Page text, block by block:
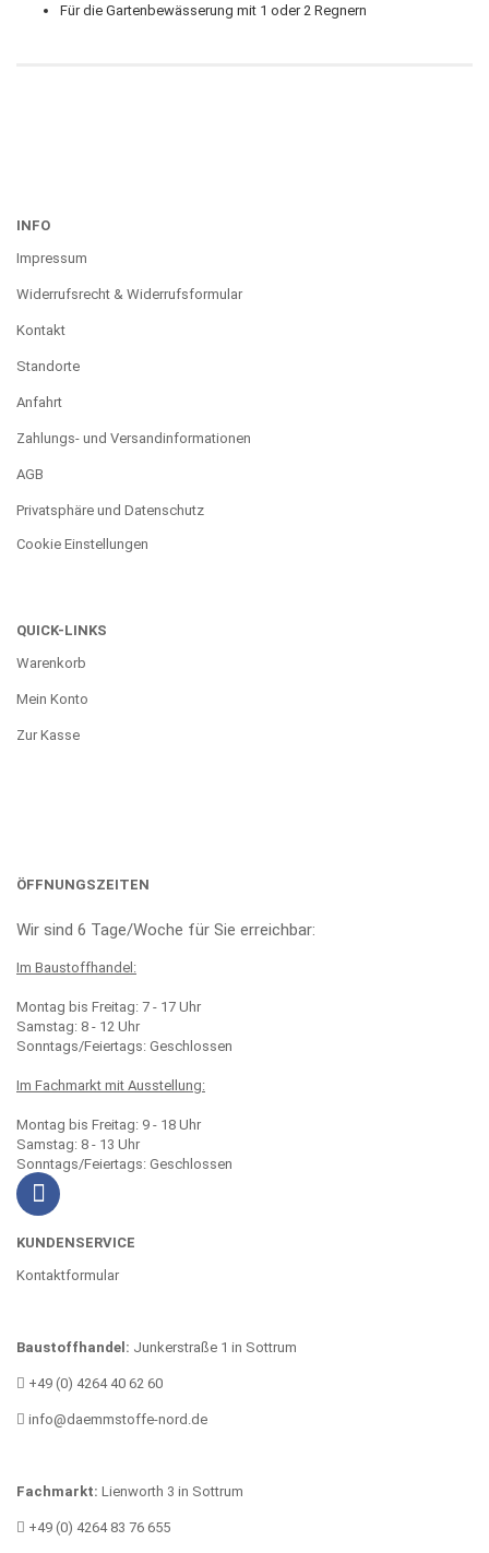
Für die Gartenbewässerung mit 1 oder 2 Regnern
INFO
Impressum
Widerrufsrecht & Widerrufsformular
Kontakt
Standorte
Anfahrt
Zahlungs- und Versandinformationen
AGB
Privatsphäre und Datenschutz
Cookie Einstellungen
QUICK-LINKS
Warenkorb
Mein Konto
Zur Kasse
ÖFFNUNGSZEITEN
Wir sind 6 Tage/Woche für Sie erreichbar:
Im Baustoffhandel:
Montag bis Freitag: 7 - 17 Uhr
Samstag: 8 - 12 Uhr
Sonntags/Feiertags: Geschlossen
Im Fachmarkt mit Ausstellung:
Montag bis Freitag: 9 - 18 Uhr
Samstag: 8 - 13 Uhr
Sonntags/Feiertags: Geschlossen
KUNDENSERVICE
Kontaktformular
Baustoffhandel: Junkerstraße 1 in Sottrum
+49 (0) 4264 40 62 60
info@daemmstoffe-nord.de
Fachmarkt: Lienworth 3 in Sottrum
+49 (0) 4264 83 76 655